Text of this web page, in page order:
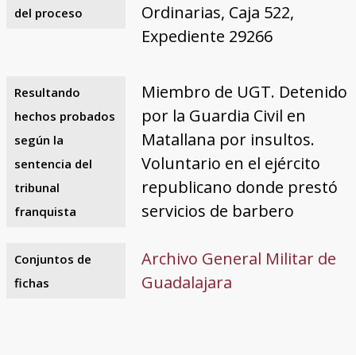
del proceso
Ordinarias, Caja 522,
Expediente 29266
Resultando
hechos probados
según la
sentencia del
tribunal
franquista
Miembro de UGT. Detenido
por la Guardia Civil en
Matallana por insultos.
Voluntario en el ejército
republicano donde prestó
servicios de barbero
Conjuntos de
fichas
Archivo General Militar de
Guadalajara